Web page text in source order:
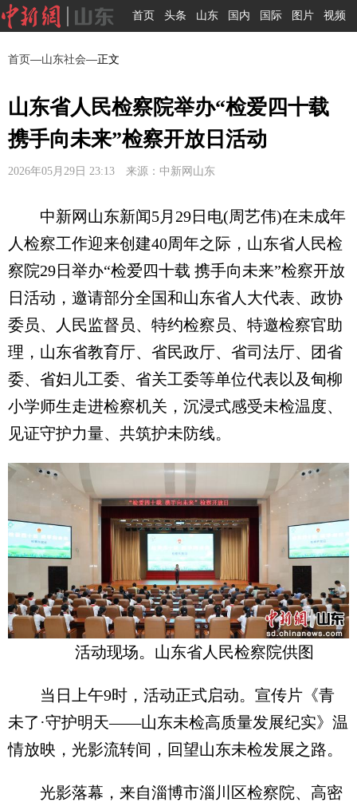
首页 头条 山东 国内 国际 图片 视频
首页—山东社会—正文
山东省人民检察院举办“检爱四十载
携手向未来”检察开放日活动
2026年05月29日 23:13 来源：中新网山东
中新网山东新闻5月29日电(周艺伟)在未成年
人检察工作迎来创建40周年之际，山东省人民检
察院29日举办“检爱四十载 携手向未来”检察开放
日活动，邀请部分全国和山东省人大代表、政协
委员、人民监督员、特约检察员、特邀检察官助
理，山东省教育厅、省民政厅、省司法厅、团省
委、省妇儿工委、省关工委等单位代表以及甸柳
小学师生走进检察机关，沉浸式感受未检温度、
见证守护力量、共筑护未防线。
活动现场。山东省人民检察院供图
当日上午9时，活动正式启动。宣传片《青
未了·守护明天——山东未检高质量发展纪实》温
情放映，光影流转间，回望山东未检发展之路。
光影落幕，来自淄博市淄川区检察院、高密